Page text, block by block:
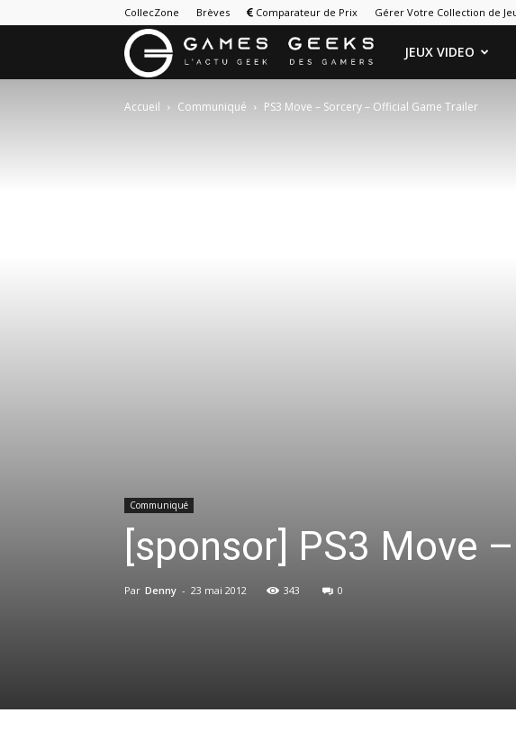
CollecZone Brèves Comparateur de Prix Gérer Votre Collection de
Games
&
JEUX VIDEO
Accueil Communiqué PS3 Move – Sorcery – Official Game Trailer
Communiqué
[sponsor] PS3 Move
Par Denny - 23 mai 2012 343 0